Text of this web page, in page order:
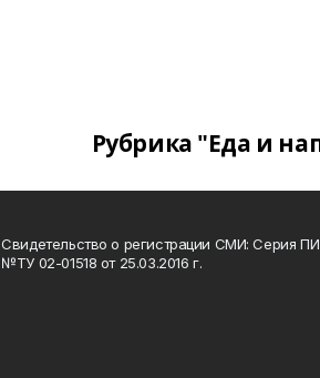
Рубрика "Еда и
Свидетельство о регистрации СМИ: Серия ПИ
№ТУ 02-01518 от 25.03.2016 г.